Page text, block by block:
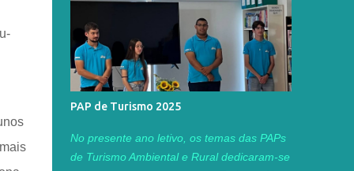
PAP de Turismo 2025
No presente ano letivo, os temas das PAPs
de Turismo Ambiental e Rural dedicaram-se